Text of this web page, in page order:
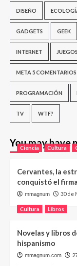
DISEÑO
GADGETS GEEK
INTERNET JUEGOS
META 5 COMENTARIOS
PROGRAMACIÓN
TV WTF?
You may have
Ciencia Cultura
Cervantes, la
conquistó el
mmagnum 30 de
Cultura Libros
Novelas y libros
hispanismo
mmagnum.com